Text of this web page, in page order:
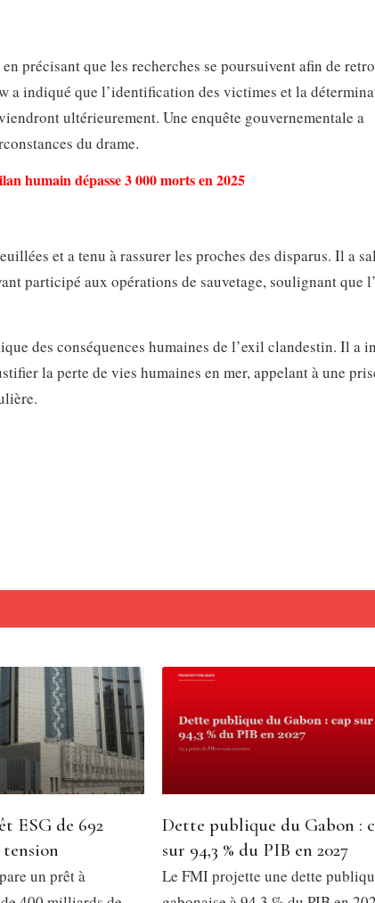
précisant que les recherches se poursuivent afin de
a indiqué que l’identification des victimes et la
ultérieurement. Une enquête gouvernementale a
du drame.
humain dépasse 3 000 morts en 2025
et a tenu à rassurer les proches des disparus. Il a
participé aux opérations de sauvetage, soulignant que
des conséquences humaines de l’exil clandestin. Il a
la perte de vies humaines en mer, appelant à une
ESG de 692
un prêt à
Dette publique du Gabon :
sur 94,3 % du PIB en 2027
Le FMI projette une dette